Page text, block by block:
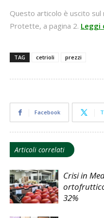
Questo articolo è uscito
Protette, a pagina 2. Leggi
TAG cetrioli prezzi
Facebook
Articoli correlati
Crisi in
32%